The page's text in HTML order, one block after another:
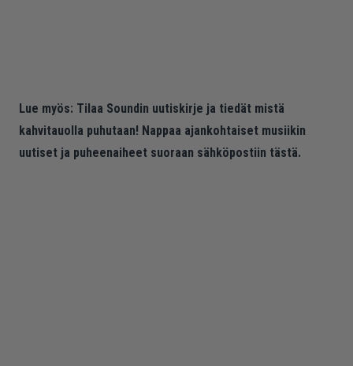
Lue myös: Tilaa Soundin uutiskirje ja tiedät mistä
kahvitauolla puhutaan! Nappaa ajankohtaiset musiikin
uutiset ja puheenaiheet suoraan sähköpostiin tästä.